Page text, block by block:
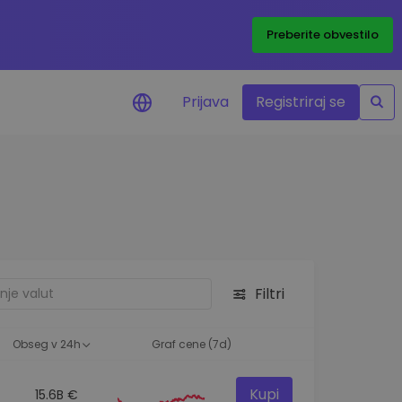
Preberite obvestilo
Prijava Registriraj se
Filtri
Obseg v 24h Graf cene (7d)
15.6B € Kupi